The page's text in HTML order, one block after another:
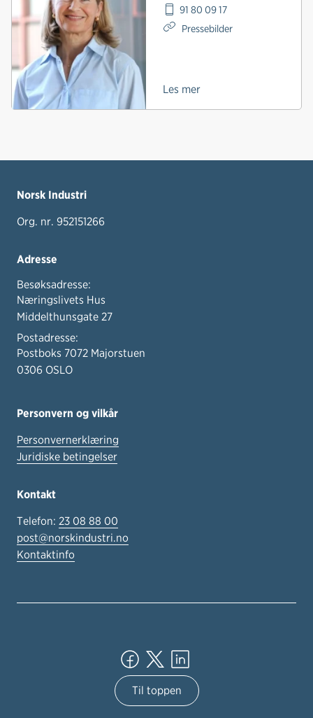
91 80 09 17
Pressebilder
Les mer
Norsk Industri
Org. nr. 952151266
Adresse
Besøksadresse:
Næringslivets Hus
Middelthunsgate 27
Postadresse:
Postboks 7072 Majorstuen
0306 OSLO
Personvern og vilkår
Personvernerklæring
Juridiske betingelser
Kontakt
Telefon: 23 08 88 00
post@norskindustri.no
Kontaktinfo
Til toppen